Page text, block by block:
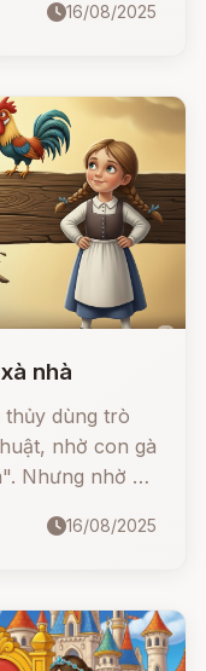
bí, vừa mang
16/08/2025
nhà
dùng trò
nhờ con gà
Nhưng nhờ sự
thôi. 16/08/2025